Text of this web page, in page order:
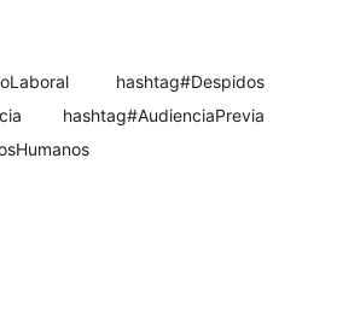
hashtag#Despidos
hashtag#AudienciaPrevia